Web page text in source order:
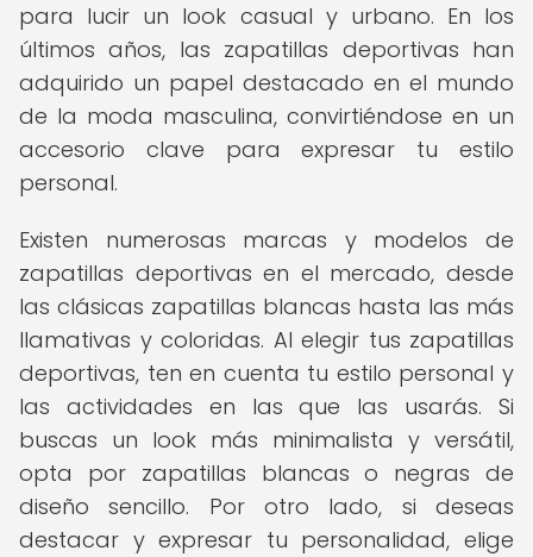
para lucir un look casual y urbano. En los
últimos años, las zapatillas deportivas han
adquirido un papel destacado en el mundo
de la moda masculina, convirtiéndose en un
accesorio clave para expresar tu estilo
personal.
Existen numerosas marcas y modelos de
zapatillas deportivas en el mercado, desde
las clásicas zapatillas blancas hasta las más
llamativas y coloridas. Al elegir tus zapatillas
deportivas, ten en cuenta tu estilo personal y
las actividades en las que las usarás. Si
buscas un look más minimalista y versátil,
opta por zapatillas blancas o negras de
diseño sencillo. Por otro lado, si deseas
destacar y expresar tu personalidad, elige